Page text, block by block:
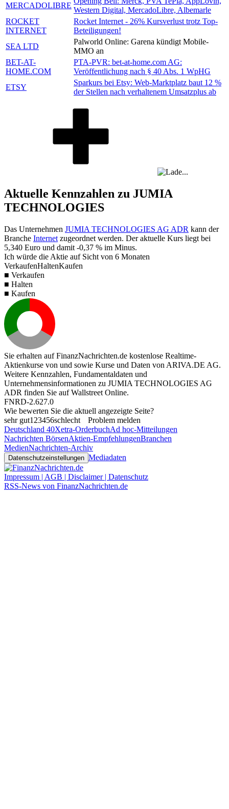
MERCADOLIBRE
Western Digital, MercadoLibre, Albemarle
ROCKET
INTERNET
Rocket Internet - 26% Kursverlust trotz Top-
Beteiligungen!
SEA LTD
Palworld Online: Garena kündigt Mobile-
MMO an
BET-AT-
HOME.COM
PTA-PVR: bet-at-home.com AG:
Veröffentlichung nach § 40 Abs. 1 WpHG
ETSY
Sparkurs bei Etsy: Web-Marktplatz baut 12 %
der Stellen nach verhaltenem Umsatzplus ab
Aktuelle Kennzahlen zu JUMIA
TECHNOLOGIES
Das Unternehmen JUMIA TECHNOLOGIES AG ADR kann der
Branche Internet zugeordnet werden. Der aktuelle Kurs liegt bei
5,340 Euro und damit -0,37 % im Minus.
Ich würde die Aktie auf Sicht von 6 Monaten
VerkaufenHaltenKaufen
■ Verkaufen
■ Halten
■ Kaufen
Sie erhalten auf FinanzNachrichten.de kostenlose Realtime-
Aktienkurse von und sowie Kurse und Daten von ARIVA.DE AG.
Weitere Kennzahlen, Fundamentaldaten und
Unternehmensinformationen zu JUMIA TECHNOLOGIES AG
ADR finden Sie aufWallstreet Online.
FNRD-2.627.0
Wie bewerten Sie die aktuell angezeigte Seite?
sehr gut1 23456schlecht
Problem melden
Deutschland 40Xetra-OrderbuchAd hoc-Mitteilungen
Nachrichten BörsenAktien-EmpfehlungenBranchen
MedienNachrichten-Archiv
Datenschutzeinstellungen Mediadaten
Impressum | AGB | Disclaimer | Datenschutz
RSS-News von FinanzNachrichten.de